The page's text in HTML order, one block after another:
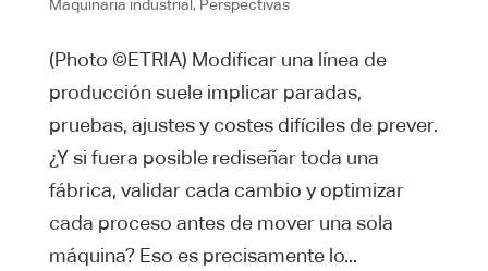
Maquinaria industrial, Perspectivas
(Photo ©ETRIA) Modificar una línea de
producción suele implicar paradas,
pruebas, ajustes y costes difíciles de prever.
¿Y si fuera posible rediseñar toda una
fábrica, validar cada cambio y optimizar
cada proceso antes de mover una sola
máquina? Eso es precisamente lo...